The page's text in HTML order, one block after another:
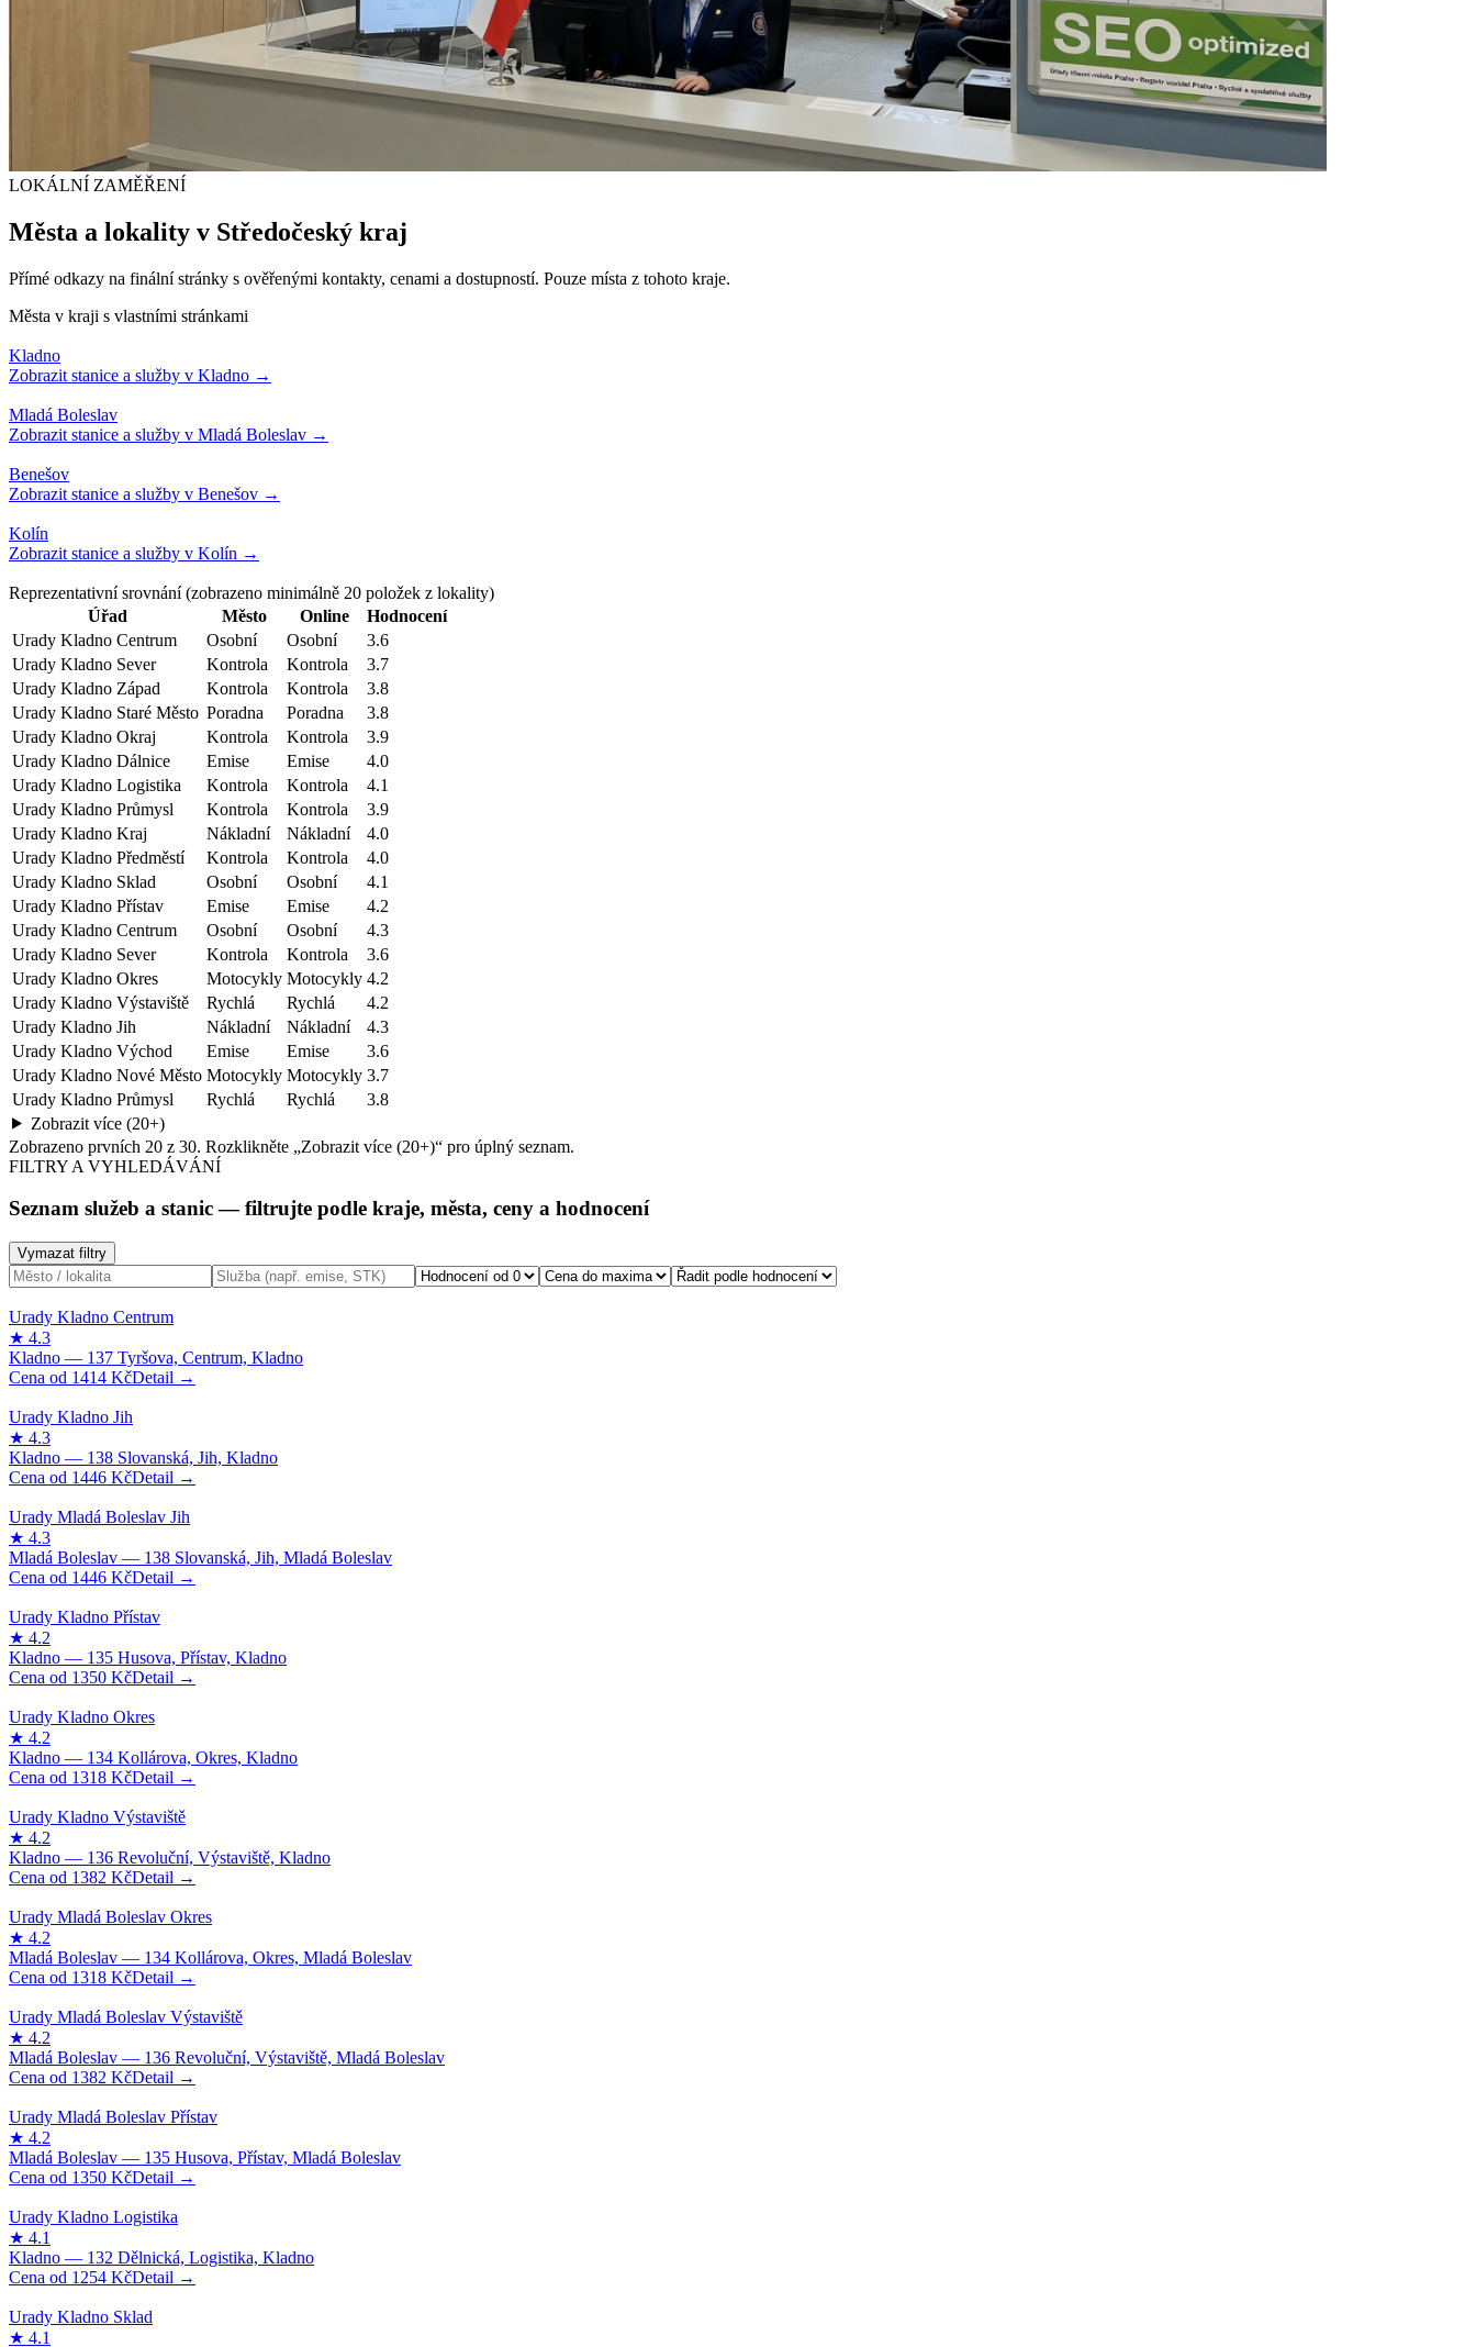
LOKÁLNÍ ZAMĚŘENÍ
Města a lokality v Středočeský kraj
Přímé odkazy na finální stránky s ověřenými kontakty, cenami a dostupností. Pouze místa z tohoto kraje.
Města v kraji s vlastními stránkami
Reprezentativní srovnání(zobrazeno minimálně 20 položek z lokality)
Úřad
Město Online
Hodnocení
Urady Kladno Centrum
Osobní Osobní
3.6
Urady Kladno Sever
Kontrola Kontrola
3.7
Urady Kladno Západ
Kontrola Kontrola
3.8
Urady Kladno Staré Město Poradna Poradna
3.8
Urady Kladno Okraj
Kontrola Kontrola
3.9
Urady Kladno Dálnice
Emise Emise
4.0
Urady Kladno Logistika
Kontrola Kontrola
4.1
Urady Kladno Průmysl
Kontrola Kontrola
3.9
Urady Kladno Kraj
Nákladní Nákladní
4.0
Urady Kladno Předměstí
Kontrola Kontrola
4.0
Urady Kladno Sklad
Osobní Osobní
4.1
Urady Kladno Přístav
Emise Emise
4.2
Urady Kladno Centrum
Osobní Osobní
4.3
Urady Kladno Sever
Kontrola Kontrola
3.6
Urady Kladno Okres
Motocykly Motocykly 4.2
Urady Kladno Výstaviště
Rychlá Rychlá
4.2
Urady Kladno Jih
Nákladní Nákladní
4.3
Urady Kladno Východ
Emise Emise
3.6
Urady Kladno Nové Město Motocykly Motocykly 3.7
Urady Kladno Průmysl
Rychlá Rychlá
3.8
Zobrazit více (20+)
Zobrazeno prvních 20 z 30. Rozklikněte „Zobrazit více (20+)“ pro úplný seznam.
FILTRY A VYHLEDÁVÁNÍ
Seznam služeb a stanic— filtrujte podle kraje, města, ceny a hodnocení
Vymazat filtry
1414 Kč
1446 Kč
1446 Kč
1350 Kč
1318 Kč
1382 Kč
1318 Kč
1382 Kč
1350 Kč
1254 Kč